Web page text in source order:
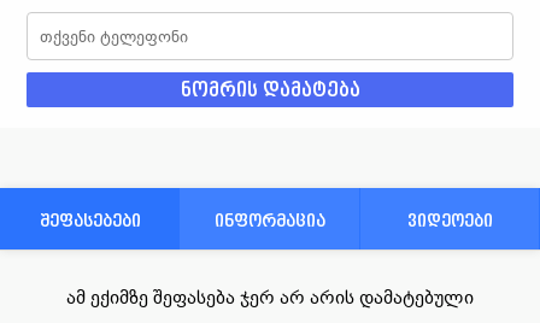
შეფასებები ინფორმაცია ვიდეოები
ამ ექიმზე შეფასება ჯერ არ არის დამატებული